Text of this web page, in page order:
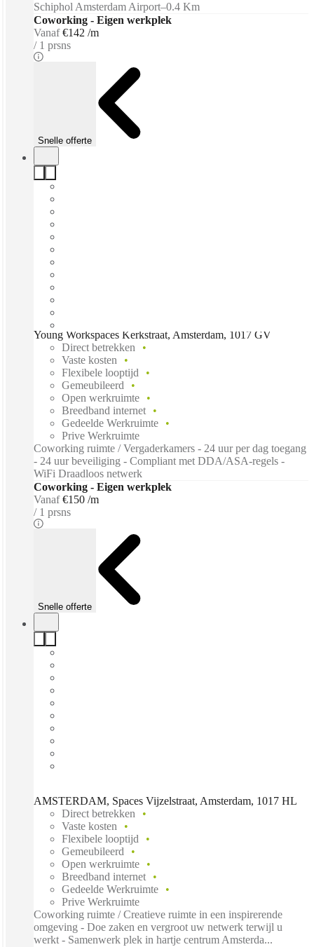
Schiphol Amsterdam Airport–0.4 Km
Coworking - Eigen werkplek
Vanaf €142 /m
1 prsns
Snelle offerte
Young Workspaces Kerkstraat, Amsterdam, 1017 GV
Direct betrekken
Vaste kosten
Flexibele looptijd
Gemeubileerd
Open werkruimte
Breedband internet
Gedeelde Werkruimte
Prive Werkruimte
Coworking ruimte / Vergaderkamers - 24 uur per dag toegang
- 24 uur beveiliging - Compliant met DDA/ASA-regels -
WiFi Draadloos netwerk
Coworking - Eigen werkplek
Vanaf €150 /m
1 prsns
Snelle offerte
AMSTERDAM, Spaces Vijzelstraat, Amsterdam, 1017 HL
Direct betrekken
Vaste kosten
Flexibele looptijd
Gemeubileerd
Open werkruimte
Breedband internet
Gedeelde Werkruimte
Prive Werkruimte
Coworking ruimte / Creatieve ruimte in een inspirerende
omgeving - Doe zaken en vergroot uw netwerk terwijl u
werkt - Samenwerk plek in hartje centrum Amsterda...